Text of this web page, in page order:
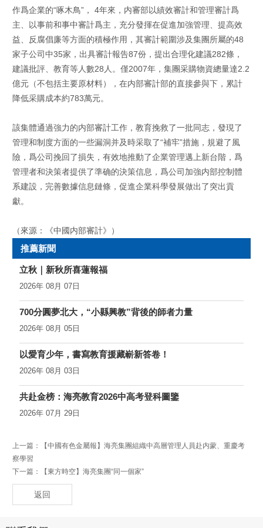
作爲企業的“啄木鳥”， 4年來，内審部以績效審計和管理審計爲
主、以事前和事中審計爲主，充分發揮在促進加強管理、提高效
益、反腐倡廉等方面的積極作用，其審計範圍涉及集團所屬的48
家子公司中35家，出具審計報告87份，提出合理化建議282條，
建議批評、教育等人數28人。僅2007年，集團采購物資總量達2.2
億元（不包括主要原材料），在内部審計部的直接參與下，累計
降低采購成本約783萬元。
該集體通過強力的内部審計工作，教育挽救了一批同志，發現了
管理和制度方面的一些漏洞并及時采取了“補牢”措施，規避了風
險，爲公司挽回了損失，有效地推動了企業管理邁上新台階，爲
管理者和決策者提供了準确的決策信息，爲公司加強内部控制體
系建設，完善數據信息鏈條，促進企業科學發展做出了突出貢
獻。
（來源：《中國内部審計》）
推薦新聞
立秋｜新秋所喜蓮報福
2026年 08月 07日
700分圓夢北大，“小縣興教”背後的師者力量
2026年 08月 05日
以愛育少年，書寫教育援藏嶄新答卷！
2026年 08月 03日
共赴金榜：海亮教育2026中高考登科圖鑒
2026年 07月 29日
上一篇：
【中國有色金屬報】海亮集團組織中高層管理人員赴内蒙、重慶考
察學習
下一篇：
【東方時空】海亮集團“同一個家”
返回